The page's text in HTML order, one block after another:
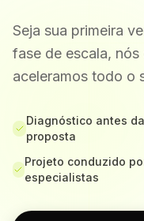
Seja sua primeira
fase de escala,
aceleramos todo o
Diagnóstico antes da
proposta
Projeto conduzido
especialistas